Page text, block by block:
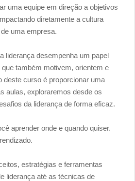
uma equipe em direção a objetivos
diretamente a cultura
uma empresa.
liderança desempenha um papel
também motivem, orientem e
deste curso é proporcionar uma
aulas, exploraremos desde os
da liderança de forma eficaz.
aprender onde e quando quiser.
estratégias e ferramentas
liderança até as técnicas de